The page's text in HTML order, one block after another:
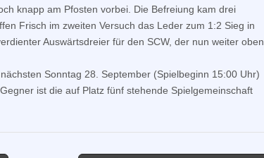
knapp am Pfosten vorbei. Die Befreiung kam drei
Frisch im zweiten Versuch das Leder zum 1:2 Sieg in
Auswärtsdreier für den SCW, der nun weiter oben
Sonntag 28. September (Spielbeginn 15:00 Uhr)
ist die auf Platz fünf stehende Spielgemeinschaft